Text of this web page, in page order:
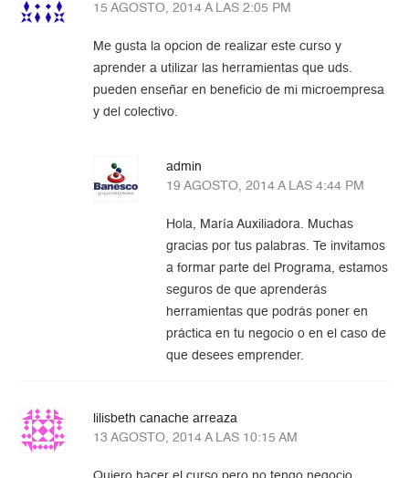
15 AGOSTO, 2014 A LAS 2:05 PM
Me gusta la opcion de realizar este curso y
aprender a utilizar las herramientas que uds.
pueden enseñar en beneficio de mi microempresa
y del colectivo.
admin
19 AGOSTO, 2014 A LAS 4:44 PM
Hola, María Auxiliadora. Muchas
gracias por tus palabras. Te invitamos
a formar parte del Programa, estamos
seguros de que aprenderás
herramientas que podrás poner en
práctica en tu negocio o en el caso de
que desees emprender.
lilisbeth canache arreaza
13 AGOSTO, 2014 A LAS 10:15 AM